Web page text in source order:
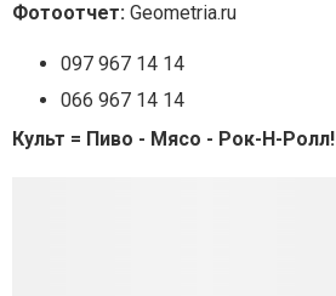
Фотоотчет: Geometria.ru
097 967 14 14
066 967 14 14
Культ = Пиво - Мясо - Рок-Н-Ролл!